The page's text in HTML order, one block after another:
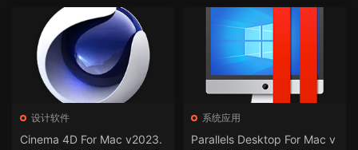
设计软件
Cinema 4D For Mac v2023.
系统应用
Parallels Desktop For Mac v